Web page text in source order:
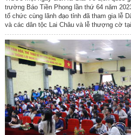
trường Báo Tiền Phong lần thứ 64 năm
tổ chức cùng lãnh đạo tỉnh đã tham gia lễ
và các dân tộc Lai Châu và lễ thượng cờ
Tên:(Dự thảo NGHỊ QUYẾT Quy
mức phân bổ vốn ngân sách trung
của ngân sách địa phương thực hiện